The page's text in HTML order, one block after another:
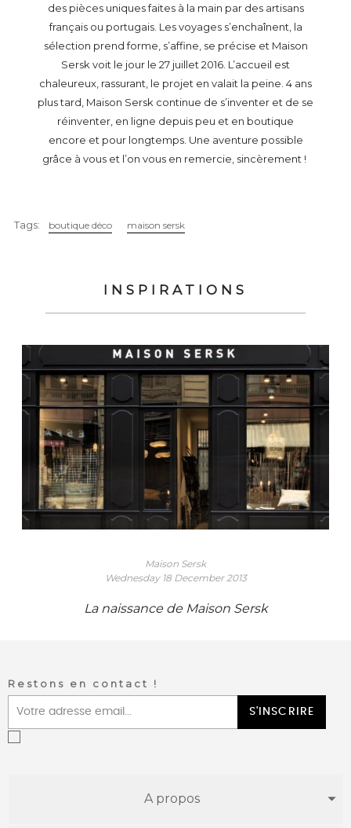
des pièces uniques faites à la main par des artisans
français ou portugais. Les voyages s’enchaînent, la
sélection prend forme, s’affine, se précise et Maison
Sersk voit le jour le 27 juillet 2016. L’accueil est
chaleureux, rassurant, le projet en valait la peine. 4 ans
plus tard, Maison Sersk continue de s’inventer et de se
réinventer, en ligne depuis peu et en boutique
encore et pour longtemps. Une aventure possible
grâce à vous et l’on vous en remercie, sincèrement !
Tags: boutique déco maison sersk
INSPIRATIONS
La naissance de Maison Sersk
Wednesday 18 December 2013
Maison Sersk
Restons en contact !
S'INSCRIRE
A propos